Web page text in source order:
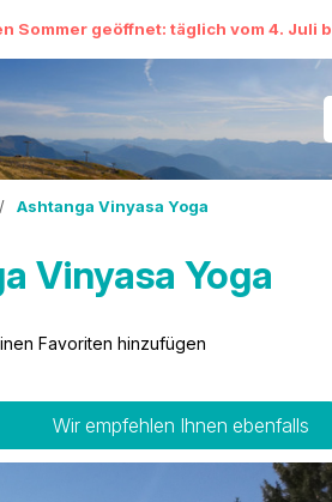
Sommer geöffnet: täglich vom 4. Juli
/ Ashtanga Vinyasa Yoga
Vinyasa Yoga
Favoriten hinzufügen
Wir empfehlen Ihnen ebenfalls